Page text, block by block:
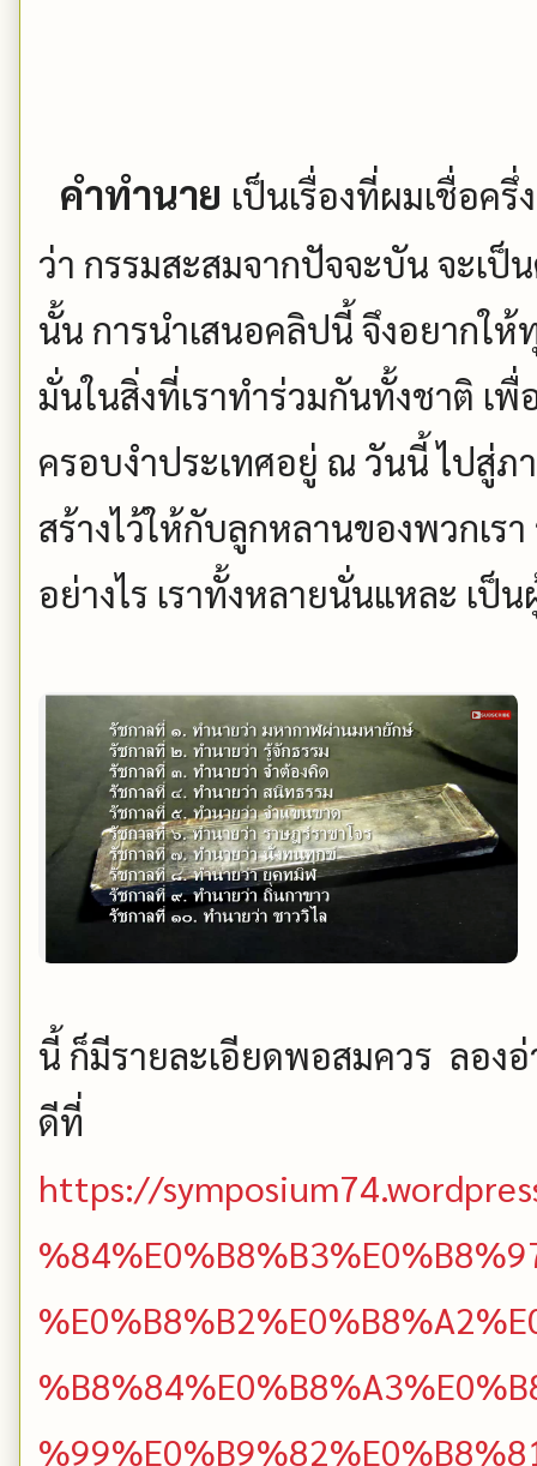
คำทำนาย เป็นเรื่องที่ผมเชื่อครึ่
ว่า กรรมสะสมจากปัจจะบัน จะเ
นั้น การนำเสนอคลิปนี้ จึงอยากใ
มั่นในสิ่งที่เราทำร่วมกันทั้งชาติ เ
ครอบงำประเทศอยู่ ณ วันนี้ ไปสู่
สร้างไว้ให้กับลูกหลานของพวกเร
อย่างไร เราทั้งหลายนั่นแหละ เป็
นี้ ก็มีรายละเอียดพอสมควร ลอง
ดีที่
https://